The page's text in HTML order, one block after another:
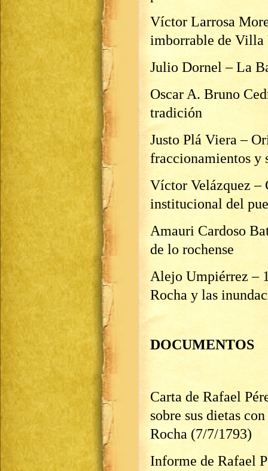
Víctor Larrosa
imborrable de Villa
Julio Dornel – La
Oscar A. Bruno
tradición
Justo Plá Viera –
fraccionamientos y
Víctor Velázquez –
institucional del
Amauri Cardoso
de lo rochense
Alejo Umpiérrez –
Rocha y las
DOCUMENTOS
Carta de Rafael
sobre sus dietas
Rocha (7/7/1793)
Informe de Rafael